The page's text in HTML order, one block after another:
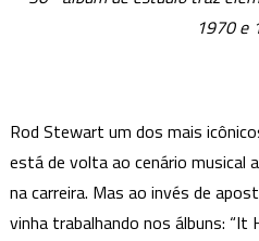
1970 e
Rod Stewart um dos mais
está de volta ao cenário musical
na carreira. Mas ao invés de
vinha trabalhando nos álbuns: “It